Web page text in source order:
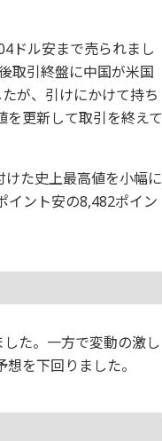
ドル安まで売られまし
取引終盤に中国が米国
が、引けにかけて持ち
更新して取引を終えて
た史上最高値を小幅に
イント安の8,482ポイン
た。一方で変動の激し
を下回りました。